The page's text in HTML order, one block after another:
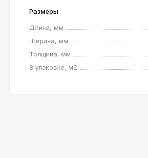
Размеры
Длина, мм
Ширина, мм
Толщина, мм
В упаковке, м2